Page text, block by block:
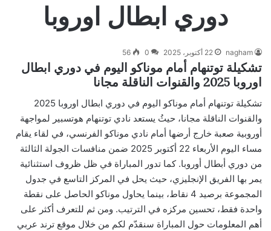
دوري ابطال اوروبا
nagham 22 أكتوبر، 2025 0
56
تشكيلة توتنهام أمام موناكو اليوم في دوري ابطال
اوروبا 2025 والقنوات الناقلة مجانا
تشكيلة توتنهام أمام موناكو اليوم في دوري ابطال اوروبا 2025
والقنوات الناقلة مجانا، حيثُ يستعد نادي توتنهام هوتسبير لمواجهة
أوروبية صعبة خارج أرضها أمام نادي موناكو الفرنسي، في لقاء يقام
مساء اليوم الأربعاء 22 أكتوبر 2025 ضمن منافسات الجولة الثالثة
من دوري أبطال أوروبا. كما تدور المباراة في ظل ظروف استثنائية
يمر بها الفريق الإنجليزي، حيث يحل في المركز التاسع في جدول
المجموعة برصيد 4 نقاط، بينما يحاول موناكو الحاصل على نقطة
واحدة فقط، تحسين مركزه في الترتيب. ومن ثم للتعرف أكثر على
أهم المعلومات حول المباراة سنقدّم لكم من خلال موقع ترند عربي